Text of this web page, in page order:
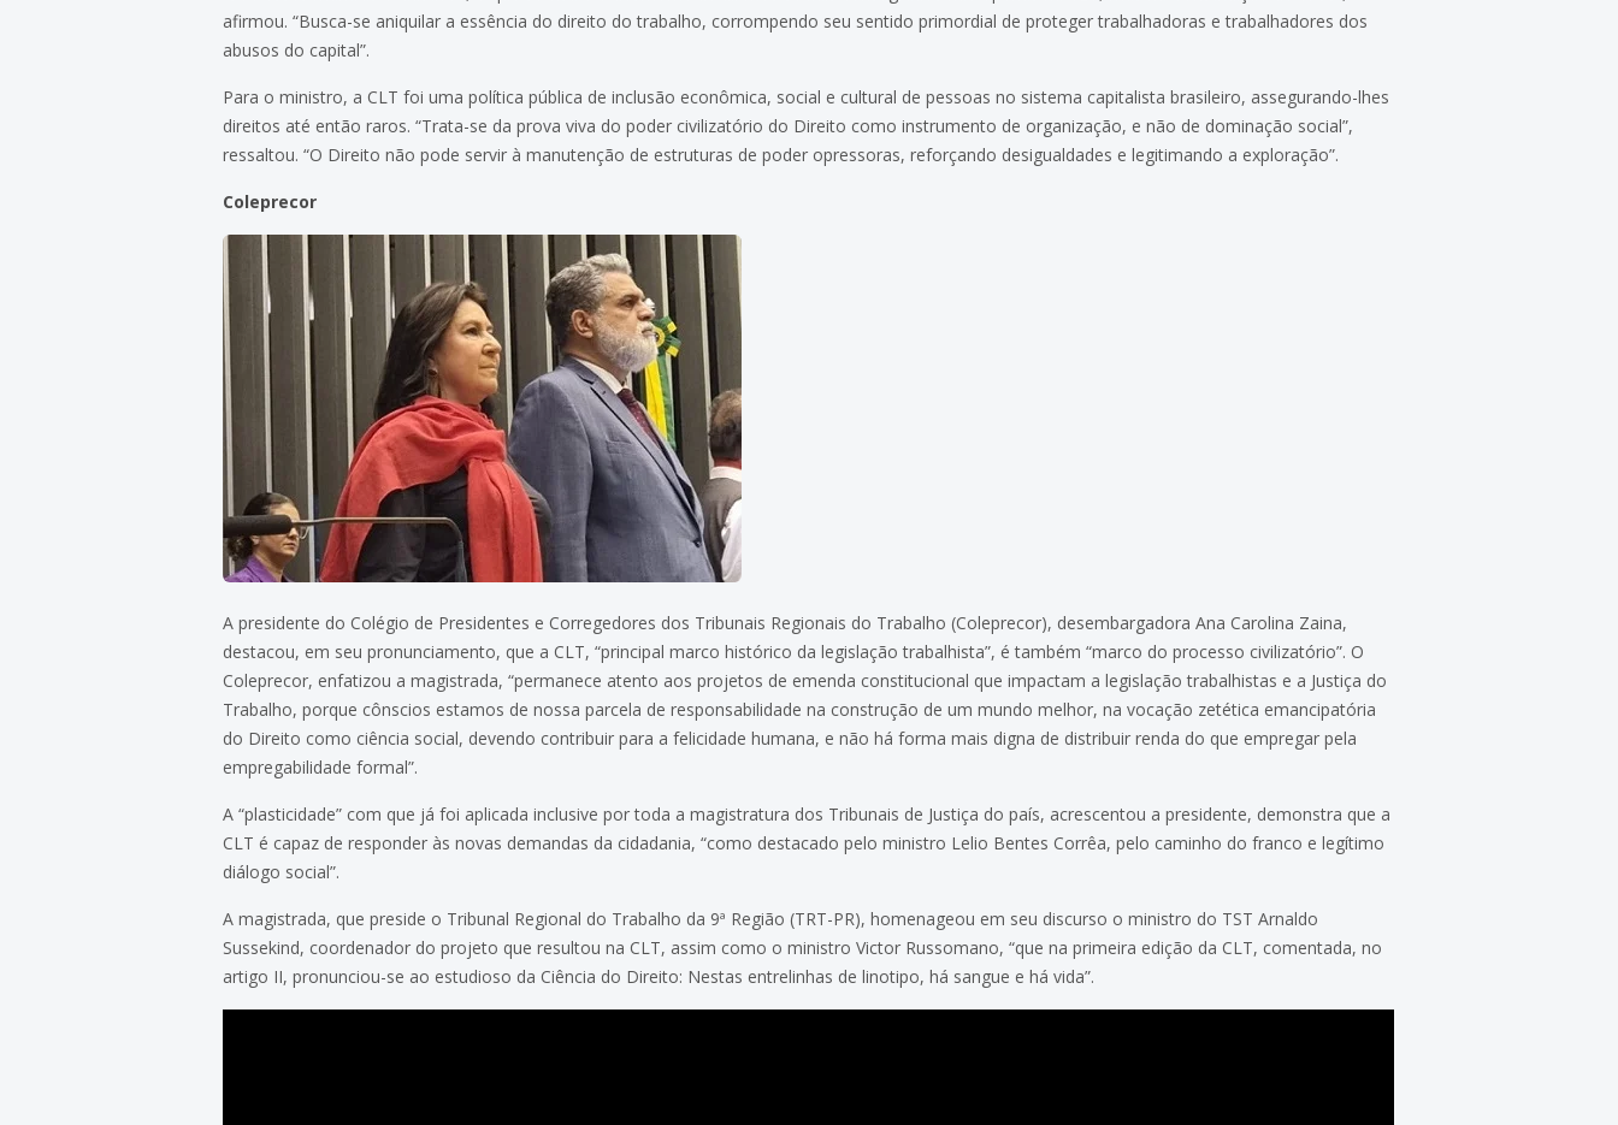
afirmou. “Busca-se aniquilar a essência do direito do trabalho, corrompendo seu sentido primordial de proteger trabalhadoras e trabalhadores dos
abusos do capital”.
Para o ministro, a CLT foi uma política pública de inclusão econômica, social e cultural de pessoas no sistema capitalista brasileiro, assegurando-lhes
direitos até então raros. “Trata-se da prova viva do poder civilizatório do Direito como instrumento de organização, e não de dominação social”,
ressaltou. “O Direito não pode servir à manutenção de estruturas de poder opressoras, reforçando desigualdades e legitimando a exploração”.
Coleprecor
A presidente do Colégio de Presidentes e Corregedores dos Tribunais Regionais do Trabalho (Coleprecor), desembargadora Ana Carolina Zaina,
destacou, em seu pronunciamento, que a CLT, “principal marco histórico da legislação trabalhista”, é também “marco do processo civilizatório”. O
Coleprecor, enfatizou a magistrada, “permanece atento aos projetos de emenda constitucional que impactam a legislação trabalhistas e a Justiça do
Trabalho, porque cônscios estamos de nossa parcela de responsabilidade na construção de um mundo melhor, na vocação zetética emancipatória
do Direito como ciência social, devendo contribuir para a felicidade humana, e não há forma mais digna de distribuir renda do que empregar pela
empregabilidade formal”.
A “plasticidade” com que já foi aplicada inclusive por toda a magistratura dos Tribunais de Justiça do país, acrescentou a presidente, demonstra que a
CLT é capaz de responder às novas demandas da cidadania, “como destacado pelo ministro Lelio Bentes Corrêa, pelo caminho do franco e legítimo
diálogo social”.
A magistrada, que preside o Tribunal Regional do Trabalho da 9ª Região (TRT-PR), homenageou em seu discurso o ministro do TST Arnaldo
Sussekind, coordenador do projeto que resultou na CLT, assim como o ministro Victor Russomano, “que na primeira edição da CLT, comentada, no
artigo II, pronunciou-se ao estudioso da Ciência do Direito: Nestas entrelinhas de linotipo, há sangue e há vida”.